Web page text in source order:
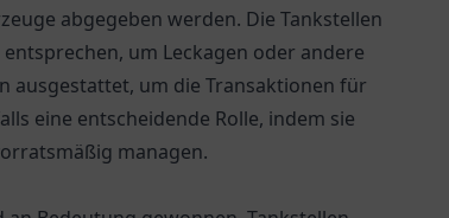
abgegeben werden. Die Tankstellen
um Leckagen oder andere
ausgestattet, um die Transaktionen für
eine entscheidende Rolle, indem sie
managen.